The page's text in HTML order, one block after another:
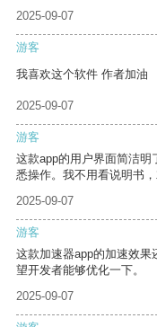
2025-09-07
游客
我喜欢这个软件 作者加油
2025-09-07
游客
这款app的用户界面简洁
悉操作。我不用看说明书
2025-09-07
游客
这款加速器app的加速效
望开发者能够优化一下。
2025-09-07